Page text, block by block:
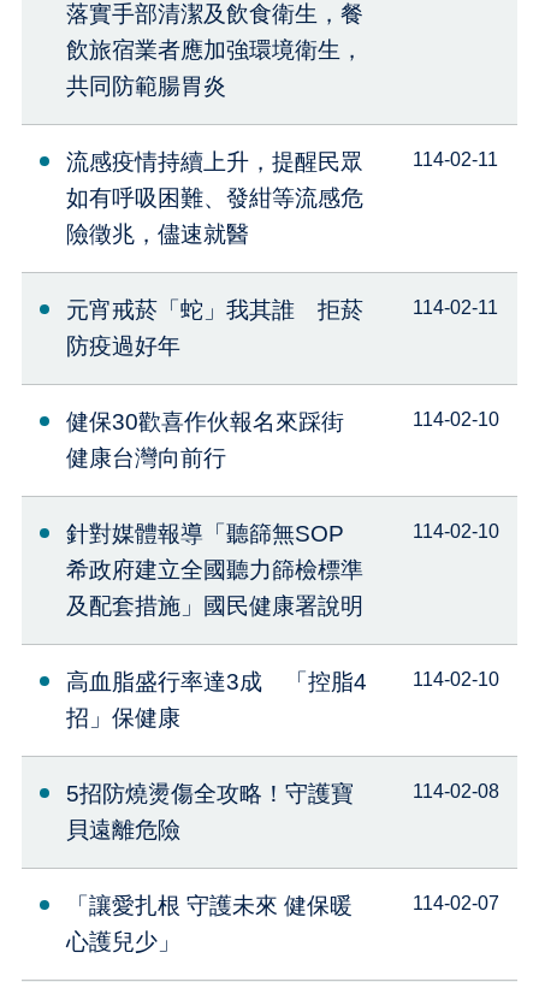
落實手部清潔及飲食衛生，餐
飲旅宿業者應加強環境衛生，
共同防範腸胃炎
流感疫情持續上升，提醒民眾
如有呼吸困難、發紺等流感危
險徵兆，儘速就醫
114-02-11
元宵戒菸「蛇」我其誰 拒菸
防疫過好年
114-02-11
健保30歡喜作伙報名來踩街
健康台灣向前行
114-02-10
針對媒體報導「聽篩無SOP
希政府建立全國聽力篩檢標準
及配套措施」國民健康署說明
114-02-10
高血脂盛行率達3成 「控脂4
招」保健康
114-02-10
5招防燒燙傷全攻略！守護寶
貝遠離危險
114-02-08
「讓愛扎根 守護未來 健保暖
心護兒少」
114-02-07